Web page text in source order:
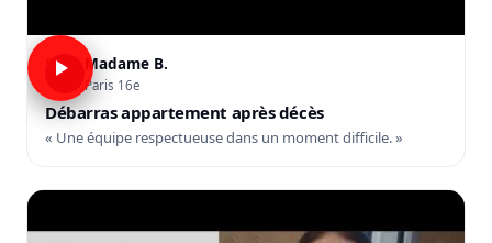
Madame B.
Paris 16e
Débarras appartement après décès
« Une équipe respectueuse dans un moment difficile. »